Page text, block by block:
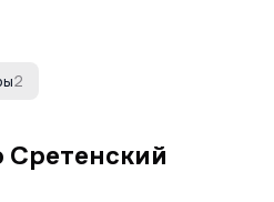
2
Сретенский